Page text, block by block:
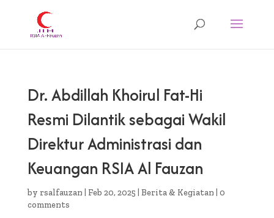
Dr. Abdillah Khoirul Fat-Hi
Resmi Dilantik sebagai Wakil
Direktur Administrasi dan
Keuangan RSIA Al Fauzan
by rsalfauzan Feb 20, 2025 Berita & Kegiatan 0
comments